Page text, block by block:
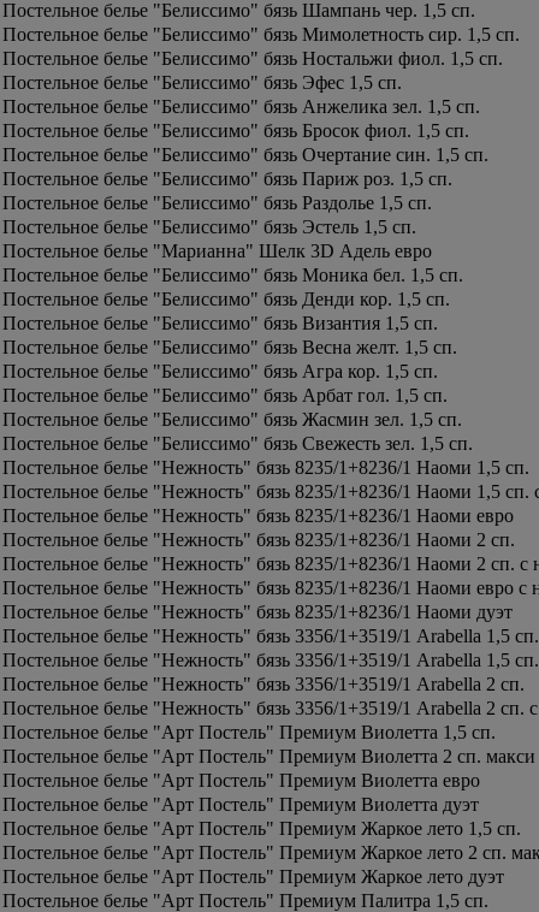
Постельное белье "Белиссимо" бязь Шампань чер. 1,5 сп.
Постельное белье "Белиссимо" бязь Мимолетность сир. 1,5 сп.
Постельное белье "Белиссимо" бязь Ностальжи фиол. 1,5 сп.
Постельное белье "Белиссимо" бязь Эфес 1,5 сп.
Постельное белье "Белиссимо" бязь Анжелика зел. 1,5 сп.
Постельное белье "Белиссимо" бязь Бросок фиол. 1,5 сп.
Постельное белье "Белиссимо" бязь Очертание син. 1,5 сп.
Постельное белье "Белиссимо" бязь Париж роз. 1,5 сп.
Постельное белье "Белиссимо" бязь Раздолье 1,5 сп.
Постельное белье "Белиссимо" бязь Эстель 1,5 сп.
Постельное белье "Марианна" Шелк 3D Адель евро
Постельное белье "Белиссимо" бязь Моника бел. 1,5 сп.
Постельное белье "Белиссимо" бязь Денди кор. 1,5 сп.
Постельное белье "Белиссимо" бязь Византия 1,5 сп.
Постельное белье "Белиссимо" бязь Весна желт. 1,5 сп.
Постельное белье "Белиссимо" бязь Агра кор. 1,5 сп.
Постельное белье "Белиссимо" бязь Арбат гол. 1,5 сп.
Постельное белье "Белиссимо" бязь Жасмин зел. 1,5 сп.
Постельное белье "Белиссимо" бязь Свежесть зел. 1,5 сп.
Постельное белье "Нежность" бязь 8235/1+8236/1 Наоми 1,5 сп.
Постельное белье "Нежность" бязь 8235/1+8236/1 Наоми 1,5 сп.
Постельное белье "Нежность" бязь 8235/1+8236/1 Наоми евро
Постельное белье "Нежность" бязь 8235/1+8236/1 Наоми 2 сп.
Постельное белье "Нежность" бязь 8235/1+8236/1 Наоми 2 сп. с
Постельное белье "Нежность" бязь 8235/1+8236/1 Наоми евро с
Постельное белье "Нежность" бязь 8235/1+8236/1 Наоми дуэт
Постельное белье "Нежность" бязь 3356/1+3519/1 Arabella 1,5
Постельное белье "Нежность" бязь 3356/1+3519/1 Arabella 1,5 сп.
Постельное белье "Нежность" бязь 3356/1+3519/1 Arabella 2 сп.
Постельное белье "Нежность" бязь 3356/1+3519/1 Arabella 2 сп.
Постельное белье "Арт Постель" Премиум Виолетта 1,5 сп.
Постельное белье "Арт Постель" Премиум Виолетта 2 сп. макси
Постельное белье "Арт Постель" Премиум Виолетта евро
Постельное белье "Арт Постель" Премиум Виолетта дуэт
Постельное белье "Арт Постель" Премиум Жаркое лето 1,5 сп.
Постельное белье "Арт Постель" Премиум Жаркое лето 2 сп.
Постельное белье "Арт Постель" Премиум Жаркое лето дуэт
Постельное белье "Арт Постель" Премиум Палитра 1,5 сп.